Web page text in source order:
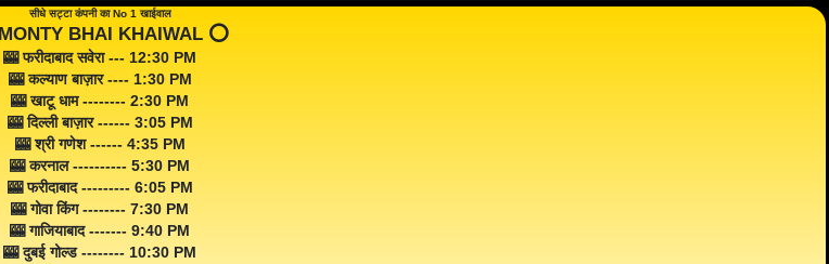
सीधे सट्टा कंपनी का No 1 खाईवाल
BHAI KHAIWAL ⭕️
🎰 फरीदाबाद सवेरा --- 12:30 PM
🎰 कल्याण बाज़ार ---- 1:30 PM
🎰 खाटू धाम -------- 2:30 PM
🎰 दिल्ली बाज़ार ------ 3:05 PM
🎰 श्री गणेश ------ 4:35 PM
🎰 करनाल ---------- 5:30 PM
🎰 फरीदाबाद --------- 6:05 PM
🎰 गोवा किंग -------- 7:30 PM
🎰 गाजियाबाद ------- 9:40 PM
🎰 दुबई गोल्ड -------- 10:30 PM